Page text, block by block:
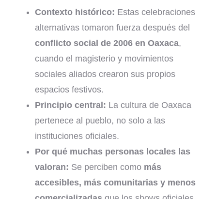
Contexto histórico: Estas celebraciones
alternativas tomaron fuerza después del
conflicto social de 2006 en Oaxaca,
cuando el magisterio y movimientos
sociales aliados crearon sus propios
espacios festivos.
Principio central: La cultura de Oaxaca
pertenece al pueblo, no solo a las
instituciones oficiales.
Por qué muchas personas locales las
valoran: Se perciben como más
accesibles, más comunitarias y menos